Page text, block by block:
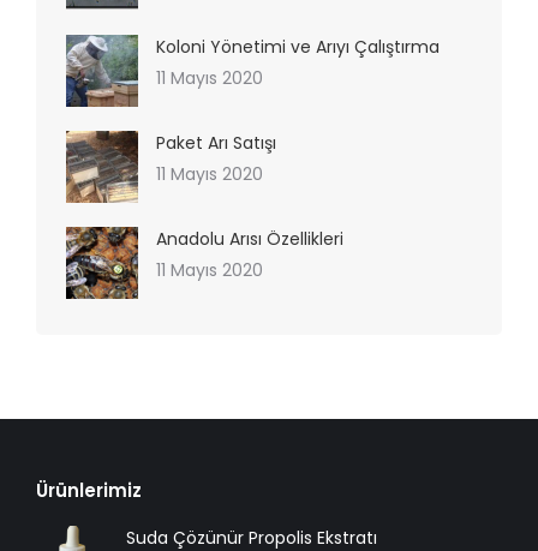
Koloni Yönetimi ve Arıyı Çalıştırma
11 Mayıs 2020
Paket Arı Satışı
11 Mayıs 2020
Anadolu Arısı Özellikleri
11 Mayıs 2020
Ürünlerimiz
Suda Çözünür Propolis Ekstratı